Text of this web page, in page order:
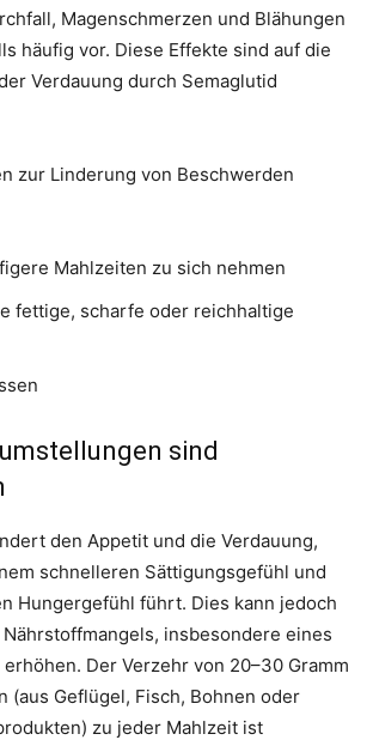
Magenschmerzen und Blähungen
häufig vor. Diese Effekte sind auf die
Verdauung durch Semaglutid
zur Linderung von Beschwerden
Mahlzeiten zu sich nehmen
fettige, scharfe oder reichhaltige
sind
den Appetit und die Verdauung,
schnelleren Sättigungsgefühl und
Hungergefühl führt. Dies kann jedoch
insbesondere eines
Der Verzehr von 20–30 Gramm
(aus Geflügel, Fisch, Bohnen oder
zu jeder Mahlzeit ist